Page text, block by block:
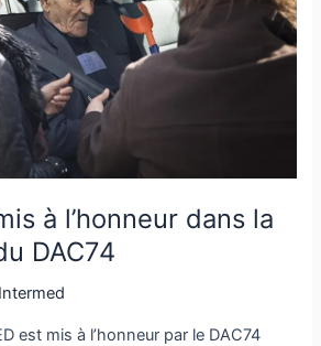
à l’honneur dans la
DAC74
est mis à l’honneur par le DAC74